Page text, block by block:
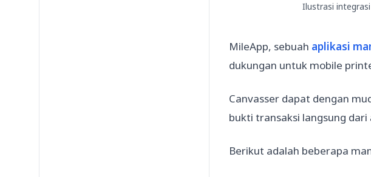
Ilustrasi
MileApp, sebuah aplikasi
dukungan untuk mobile
Canvasser dapat dengan
bukti transaksi langsung dari
Berikut adalah beberapa